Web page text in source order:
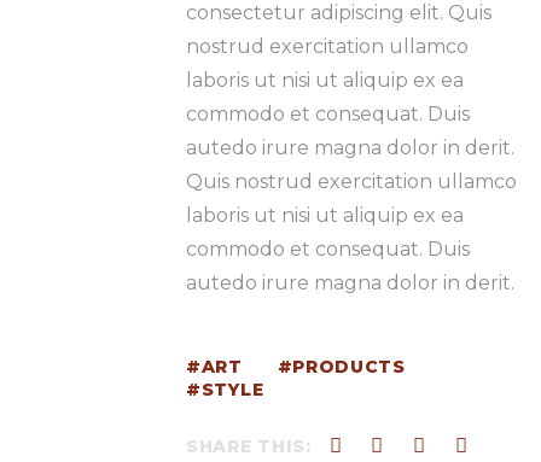
consectetur adipiscing elit. Quis
nostrud exercitation ullamco
laboris ut nisi ut aliquip ex ea
commodo et consequat. Duis
autedo irure magna dolor in derit.
Quis nostrud exercitation ullamco
laboris ut nisi ut aliquip ex ea
commodo et consequat. Duis
autedo irure magna dolor in derit.
ART
PRODUCTS
STYLE
SHARE THIS: